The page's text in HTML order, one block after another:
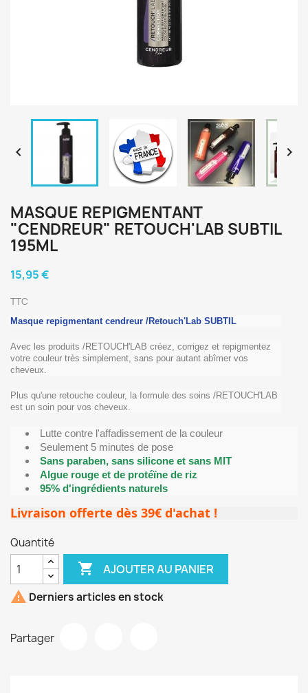
 
MASQUE REPIGMENTANT
"CENDREUR" RETOUCH'LAB SUBTIL
195ML
15,95 €
TTC
Masque repigmentant cendreur /Retouch'Lab SUBTIL
Avec les produits /RETOUCH'LAB créez, corrigez et repigmentez
votre couleur très simplement, sans pour autant abîmer vos
cheveux.
Plus qu'une retouche couleur, la formule des soins /RETOUCH'LAB
est un soin pour vos cheveux.
Lutte contre l'affadissement de la couleur
Seulement 5 minutes de pose
Sans paraben, sans silicone et sans MIT
Algue rouge et de protéïne de riz
95% d'ingrédients naturels
Livraison offerte dès 39€ d'achat !
Quantité
 AJOUTER AU PANIER
 Derniers articles en stock
Partager